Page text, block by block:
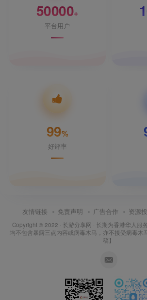
50000+
平台用户
99%
好评率
友情链接 免责声明 广告合作 资源
Copyright © 2022 · 长游分享网 · 长期为香港华人服
均不包含暴露三点内容或病毒木马，亦不接受病毒木
稿】